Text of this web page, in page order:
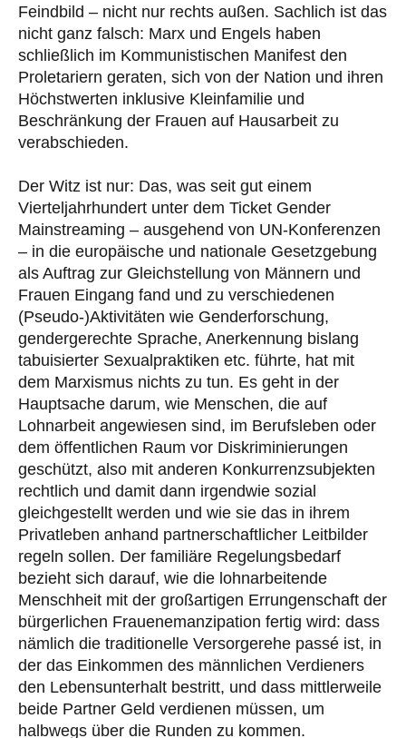
Feindbild – nicht nur rechts außen. Sachlich ist das
nicht ganz falsch: Marx und Engels haben
schließlich im Kommunistischen Manifest den
Proletariern geraten, sich von der Nation und ihren
Höchstwerten inklusive Kleinfamilie und
Beschränkung der Frauen auf Hausarbeit zu
verabschieden.
Der Witz ist nur: Das, was seit gut einem
Vierteljahrhundert unter dem Ticket Gender
Mainstreaming – ausgehend von UN-Konferenzen
– in die europäische und nationale Gesetzgebung
als Auftrag zur Gleichstellung von Männern und
Frauen Eingang fand und zu verschiedenen
(Pseudo-)Aktivitäten wie Genderforschung,
gendergerechte Sprache, Anerkennung bislang
tabuisierter Sexualpraktiken etc. führte, hat mit
dem Marxismus nichts zu tun. Es geht in der
Hauptsache darum, wie Menschen, die auf
Lohnarbeit angewiesen sind, im Berufsleben oder
dem öffentlichen Raum vor Diskriminierungen
geschützt, also mit anderen Konkurrenzsubjekten
rechtlich und damit dann irgendwie sozial
gleichgestellt werden und wie sie das in ihrem
Privatleben anhand partnerschaftlicher Leitbilder
regeln sollen. Der familiäre Regelungsbedarf
bezieht sich darauf, wie die lohnarbeitende
Menschheit mit der großartigen Errungenschaft der
bürgerlichen Frauenemanzipation fertig wird: dass
nämlich die traditionelle Versorgerehe passé ist, in
der das Einkommen des männlichen Verdieners
den Lebensunterhalt bestritt, und dass mittlerweile
beide Partner Geld verdienen müssen, um
halbwegs über die Runden zu kommen.